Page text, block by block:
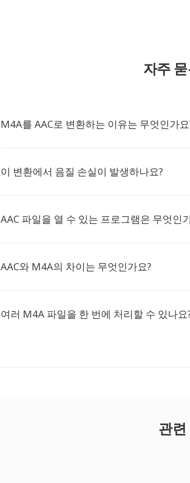
자주
M4A를 AAC로 변환하는 이유는 무엇인가요
이 변환에서 음질 손실이 발생하나요?
AAC 파일을 열 수 있는 프로그램은 무엇인
AAC와 M4A의 차이는 무엇인가요?
여러 M4A 파일을 한 번에 처리할 수 있나요
관련